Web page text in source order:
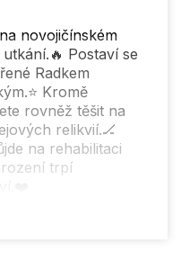
novojičínském
Postaví se
Radkem
Kromě
rovněž těšit na
relikvií.🏒
na rehabilitaci
trpí